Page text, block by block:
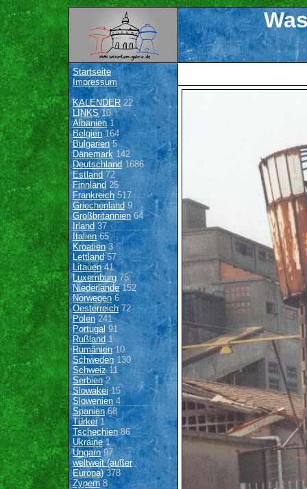
Startseite
Impressum
KALENDER22
LINKS10
Albanien1
Belgien164
Bulgarien 5
Dänemark142
Deutschland 1686
Estland 72
Finnland 25
Frankreich517
Griechenland9
Großbritannien64
Irland 37
Italien65
Kroatien3
Lettland57
Litauen41
Luxemburg 75
Niederlande152
Norwegen6
Oesterreich72
Polen 241
Portugal91
Rußland 1
Rumänien10
Schweden 130
Schweiz11
Serbien2
Slowakei15
Slowenien4
Spanien68
Türkei1
Tschechien 86
Ukraine1
Ungarn97
weltweit (außer
Europa)378
Zypern8